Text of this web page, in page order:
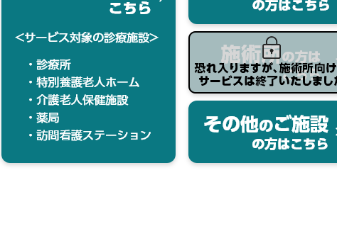
レインボウ
(耳金具：ブラック)
会員特価
シルバー シルバー 会員特価
シルバー 会員特価